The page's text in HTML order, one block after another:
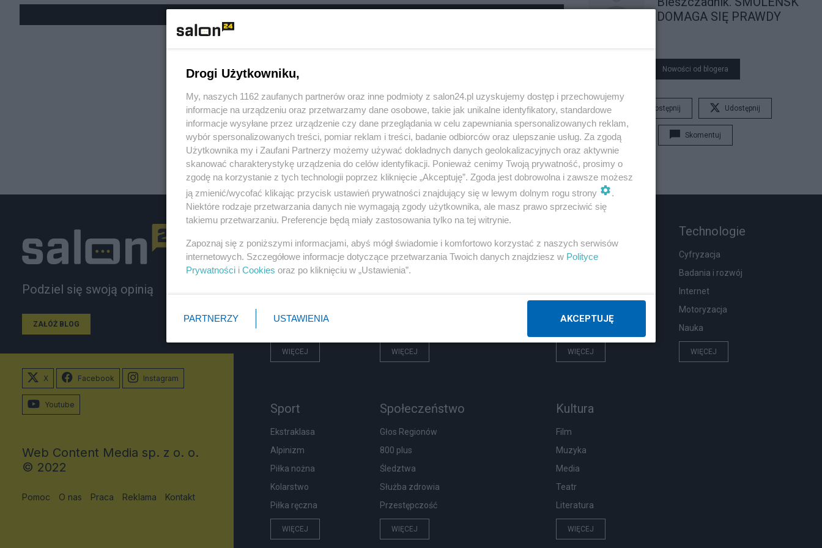
DOMAGA SIĘ PRAWDY
Nowości od blogera
Udostępnij Udostępnij
Skomentuj
Podziel się swoją opinią
ZAŁÓŻ BLOG
Rosja
PiS
WIĘCEJ
Biznes
Pieniądze
WIĘCEJ
Zdrowie
WIĘCEJ
Technologie
Cyfryzacja
Badania i rozwój
Internet
Motoryzacja
Nauka
WIĘCEJ
Sport
Ekstraklasa
Alpinizm
Piłka nożna
Kolarstwo
Piłka ręczna
WIĘCEJ
Społeczeństwo
Głos Regionów
800 plus
Śledztwa
Służba zdrowia
Przestępczość
WIĘCEJ
Kultura
Film
Muzyka
Media
Teatr
Literatura
WIĘCEJ
X Facebook Instagram
Youtube
Web Content Media sp. z o. o.
© 2022
Pomoc O nas Praca Reklama Kontakt
Drogi Użytkowniku,
My, naszych 1162 zaufanych partnerów oraz inne podmioty z salon24.pl uzyskujemy dostęp i przechowujemy
informacje na urządzeniu oraz przetwarzamy dane osobowe, takie jak unikalne identyfikatory, standardowe
informacje wysyłane przez urządzenie czy dane przeglądania w celu zapewniania spersonalizowanych reklam,
wybór spersonalizowanych treści, pomiar reklam i treści, badanie odbiorców oraz ulepszanie usług. Za zgodą
Użytkownika my i Zaufani Partnerzy możemy używać dokładnych danych geolokalizacyjnych oraz aktywnie
skanować charakterystykę urządzenia do celów identyfikacji. Ponieważ cenimy Twoją prywatność, prosimy o
zgodę na korzystanie z tych technologii poprzez kliknięcie „Akceptuję”. Zgoda jest dobrowolna i zawsze możesz
ją zmienić/wycofać klikając przycisk ustawień prywatności znajdujący się w lewym dolnym rogu strony
.
Niektóre rodzaje przetwarzania danych nie wymagają zgody użytkownika, ale masz prawo sprzeciwić się
takiemu przetwarzaniu. Preferencje będą miały zastosowania tylko na tej witrynie.
Zapoznaj się z poniższymi informacjami, abyś mógł świadomie i komfortowo korzystać z naszych serwisów
internetowych. Szczegółowe informacje dotyczące przetwarzania Twoich danych znajdziesz w Polityce
Prywatności i Cookies oraz po kliknięciu w „Ustawienia”.
PARTNERZY USTAWIENIA AKCEPTUJĘ